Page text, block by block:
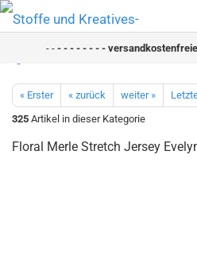
- - - - - - - - versandkostenfreie
« Erster « zurück weiter »
325 Artikel in dieser Kategorie
Floral Merle Stretch Jersey